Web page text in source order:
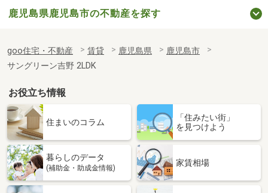
鹿児島県鹿児島市の不動産を探す
goo住宅・不動産 賃貸 鹿児島県
鹿児島市
サングリーン吉野 2LDK
お役立ち情報
住まいのコラム
「住みたい街」
を見つけよう
暮らしのデータ
(補助金・助成金情報)
家賃相場